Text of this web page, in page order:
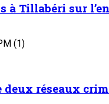
Tillabéri sur
deux réseaux